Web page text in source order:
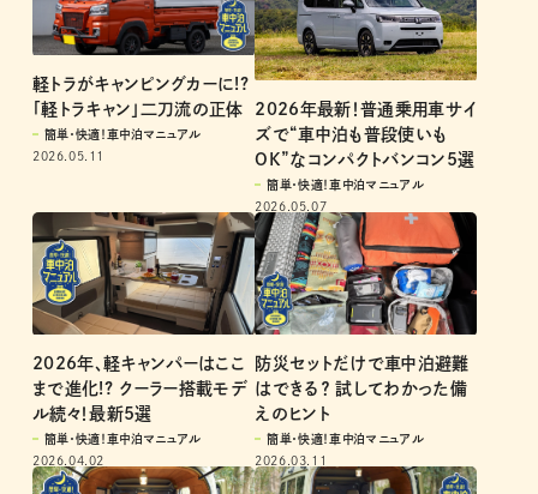
軽トラがキャンピングカーに!?
「軽トラキャン」二刀流の正体
簡単・快適！車中泊マニュアル
2026.05.11
2026年最新！普通乗用車サイ
ズで“車中泊も普段使いも
OK”なコンパクトバンコン5選
簡単・快適！車中泊マニュアル
2026.05.07
2026年、軽キャンパーはここ
まで進化!? クーラー搭載モデ
ル続々！最新5選
簡単・快適！車中泊マニュアル
2026.04.02
防災セットだけで車中泊避難
はできる？ 試してわかった備
えのヒント
簡単・快適！車中泊マニュアル
2026.03.11